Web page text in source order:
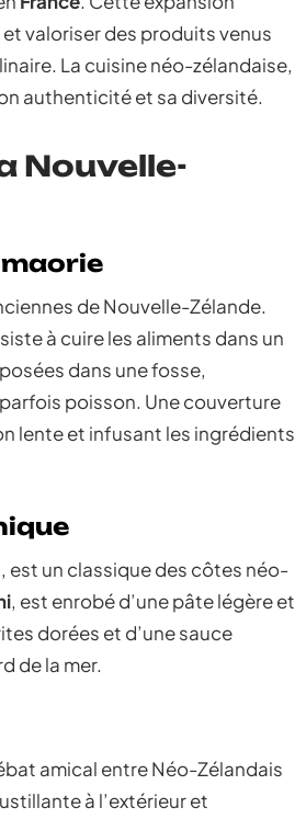
valoriser des produits venus
La cuisine néo-zélandaise,
authenticité et sa diversité.
Nouvelle-
de Nouvelle-Zélande.
à cuire les aliments dans un
dans une fosse,
poisson. Une couverture
lente et infusant les ingrédients
est un classique des côtes néo-
, est enrobé d’une pâte légère et
dorées et d’une sauce
de la mer.
amical entre Néo-Zélandais
à l’extérieur et